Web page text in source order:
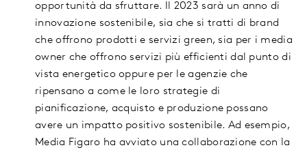
opportunità da sfruttare. Il 2023 sarà un anno di
innovazione sostenibile, sia che si tratti di brand
che offrono prodotti e servizi green, sia per i media
owner che offrono servizi più efficienti dal punto di
vista energetico oppure per le agenzie che
ripensano a come le loro strategie di
pianificazione, acquisto e produzione possano
avere un impatto positivo sostenibile. Ad esempio,
Media Figaro ha avviato una collaborazione con la